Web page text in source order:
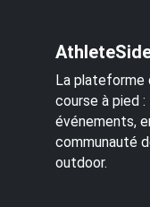
La plateforme
course à pied
événements,
communauté
outdoor.